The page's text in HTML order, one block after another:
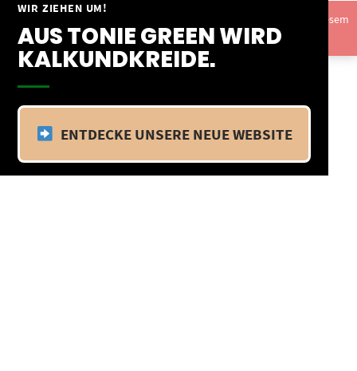
WIR ZIEHEN UM!
AUS TONIE GREEN WIRD
KALKUNDKREIDE.
ENTDECKE UNSERE NEUE WEBSITE
Springe
Inhalt
Vom 09.04.25 - 20.04.25 befinden wir uns im Betriebsurlaub. In diesem
Zeitraum findet kein Versand statt.Ausblenden